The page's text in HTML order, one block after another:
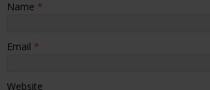
Name *
Email *
Website